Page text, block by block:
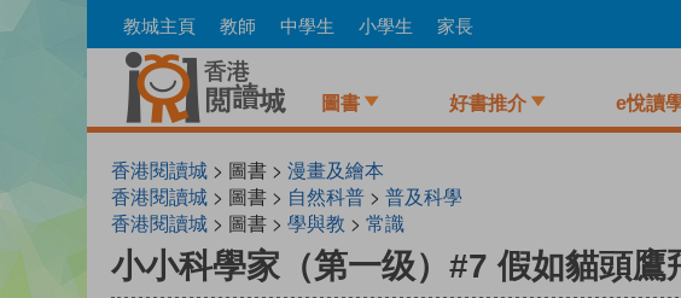
to
教城主頁 教師 中學生 小學生 家長
圖書 好書推介 e悅讀
香港閱讀城 > 圖書 > 漫畫及繪本
香港閱讀城 > 圖書 > 自然科普 > 普及科學
香港閱讀城 > 圖書 > 學與教 > 常識
小小科學家（第一级）#7 假如貓頭